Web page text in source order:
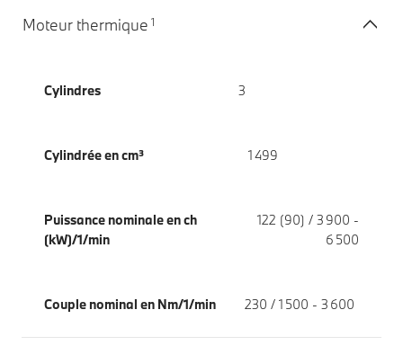
Moteur thermique 1
Cylindres 3
Cylindrée en cm³ 1 499
Puissance nominale en ch
(kW)/1/min
122 (90) / 3 900 -
6 500
Couple nominal en Nm/1/min 230 / 1 500 - 3 600